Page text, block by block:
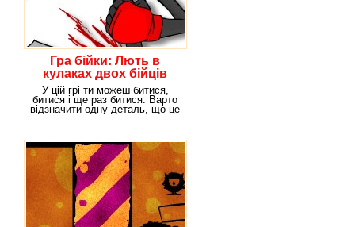
Гра бійки: Лють в
кулаках двох бійців
У цій грі ти можеш битися,
битися і ще раз битися. Варто
відзначити одну деталь, що це